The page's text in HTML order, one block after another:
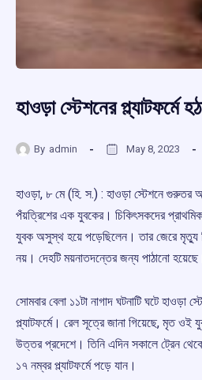
হাওড়া স্টেশনের প্ল্যাটফর্মে
By admin May 8, 2023
হাওড়া, ৮ মে (হি. স.) : হাওড়া স্টেশনে
পঁয়ত্রিশের এক যুবকের। চিকিৎসকদের
যুবক অসুস্থ হয়ে পড়েছিলেন। তার জেরে মৃত্যু
নয়। দেহটি ময়নাতদন্তের জন্য পাঠানো
সোমবার বেলা ১১টা নাগাদ ঘটনাটি ঘটে হাওড়া
প্ল্যাটফর্মে। রেল সূত্রে জানা গিয়েছে, মৃত ওই
উত্তর প্রদেশে। তিনি এদিন সকালে ট্রেন
১৭ নম্বর প্ল্যাটফর্মে পড়ে যান।